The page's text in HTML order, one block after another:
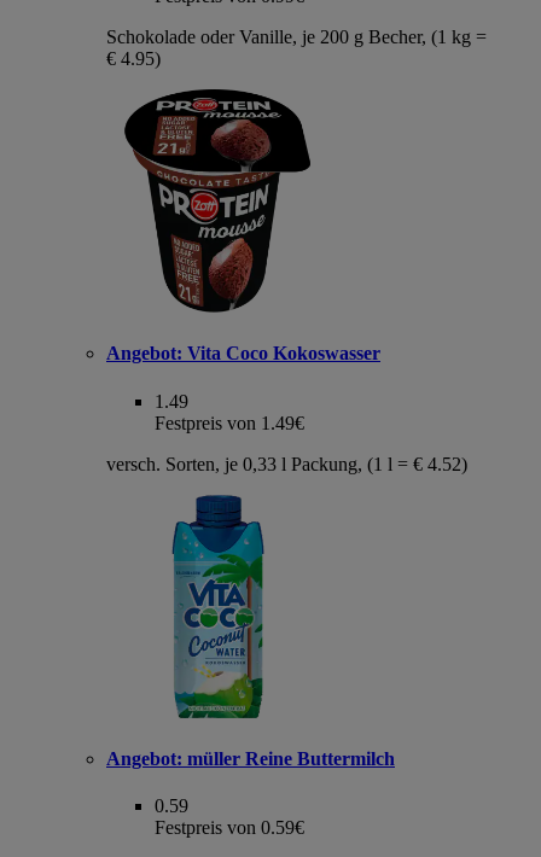
Schokolade oder Vanille, je 200 g Becher, (1 kg =
€ 4.95)
Angebot: Vita Coco Kokoswasser
1.49
Festpreis von 1.49€
versch. Sorten, je 0,33 l Packung, (1 l = € 4.52)
Angebot: müller Reine Buttermilch
0.59
Festpreis von 0.59€